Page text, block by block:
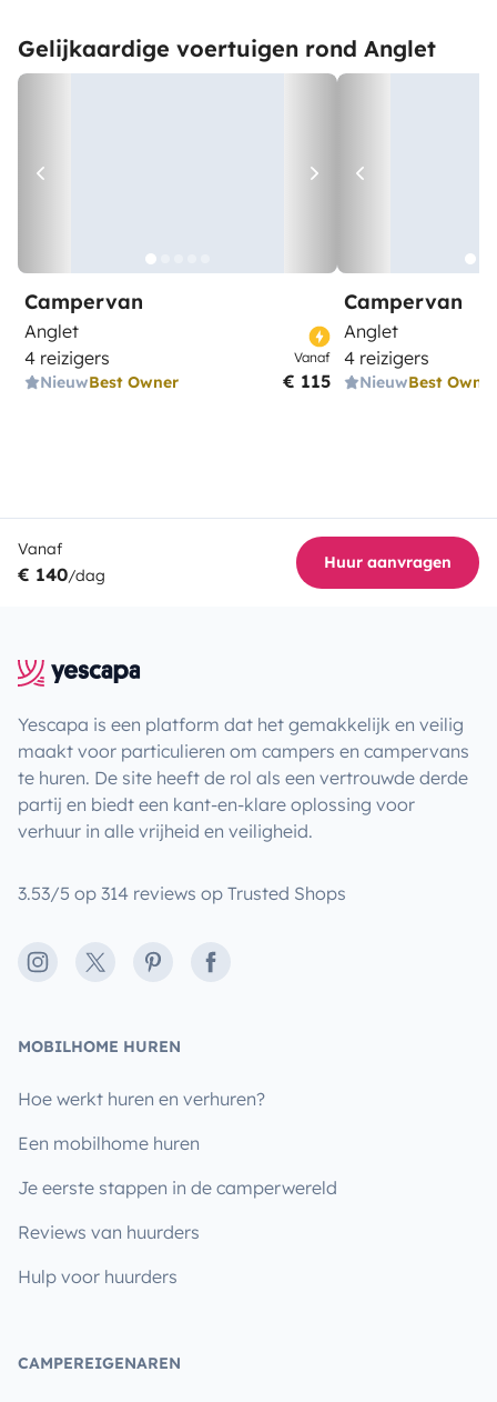
Gelijkaardige voertuigen rond Anglet
Campervan
Anglet
4 reizigers
NieuwBest Owner
Vanaf
€ 115
Campervan
Anglet
4 reizigers
NieuwBest Owner
Vanaf
€ 140/dag
Huur aanvragen
Yescapa is een platform dat het gemakkelijk en veilig
maakt voor particulieren om campers en campervans
te huren. De site heeft de rol als een vertrouwde derde
partij en biedt een kant-en-klare oplossing voor
verhuur in alle vrijheid en veiligheid.
3.53/5 op 314 reviews op Trusted Shops
Instagram
X PinterestFacebook
MOBILHOME HUREN
Hoe werkt huren en verhuren?
Een mobilhome huren
Je eerste stappen in de camperwereld
Reviews van huurders
Hulp voor huurders
CAMPEREIGENAREN